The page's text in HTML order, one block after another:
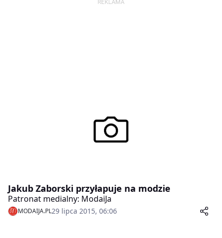
Jakub Zaborski przyłapuje na modzie
Patronat medialny: ModaiJa
MODAIJA.PL29 lipca 2015, 06:06